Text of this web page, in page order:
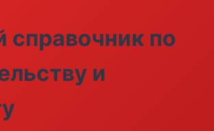
справочник по
и